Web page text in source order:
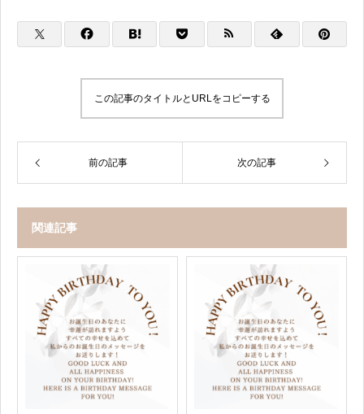
この記事のタイトルとURLをコピーする
前の記事 次の記事
関連記事